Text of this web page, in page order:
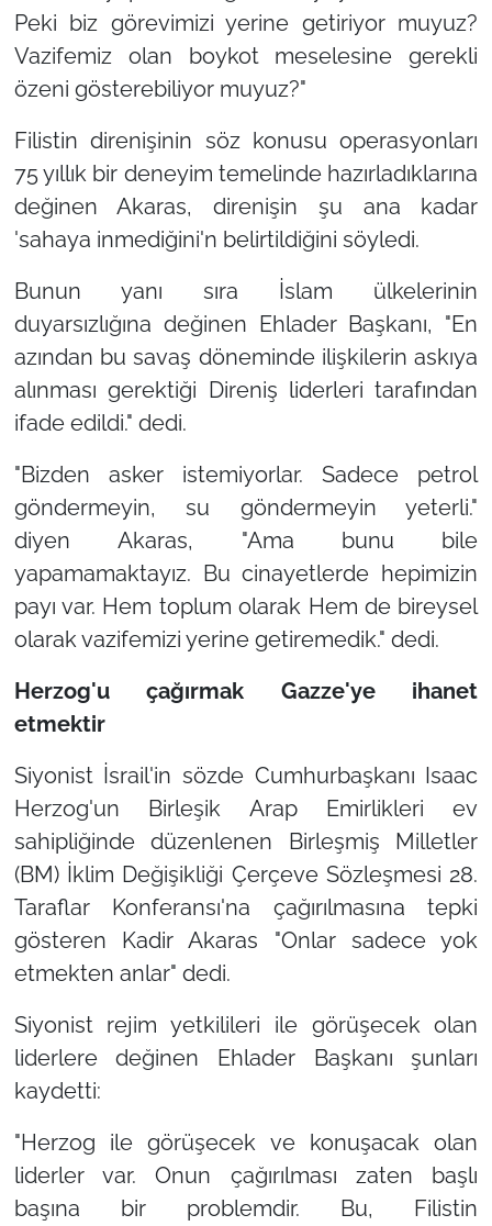
Peki biz görevimizi yerine getiriyor muyuz?
Vazifemiz olan boykot meselesine gerekli
özeni gösterebiliyor muyuz?"
Filistin direnişinin söz konusu operasyonları
75 yıllık bir deneyim temelinde hazırladıklarına
değinen Akaras, direnişin şu ana kadar
'sahaya inmediğini'n belirtildiğini söyledi.
Bunun yanı sıra İslam ülkelerinin
duyarsızlığına değinen Ehlader Başkanı, "En
azından bu savaş döneminde ilişkilerin askıya
alınması gerektiği Direniş liderleri tarafından
ifade edildi." dedi.
"Bizden asker istemiyorlar. Sadece petrol
göndermeyin, su göndermeyin yeterli."
diyen Akaras, "Ama bunu bile
yapamamaktayız. Bu cinayetlerde hepimizin
payı var. Hem toplum olarak Hem de bireysel
olarak vazifemizi yerine getiremedik." dedi.
Herzog'u çağırmak Gazze'ye ihanet
etmektir
Siyonist İsrail'in sözde Cumhurbaşkanı Isaac
Herzog'un Birleşik Arap Emirlikleri ev
sahipliğinde düzenlenen Birleşmiş Milletler
(BM) İklim Değişikliği Çerçeve Sözleşmesi 28.
Taraflar Konferansı'na çağırılmasına tepki
gösteren Kadir Akaras "Onlar sadece yok
etmekten anlar" dedi.
Siyonist rejim yetkilileri ile görüşecek olan
liderlere değinen Ehlader Başkanı şunları
kaydetti:
"Herzog ile görüşecek ve konuşacak olan
liderler var. Onun çağırılması zaten başlı
başına bir problemdir. Bu, Filistin